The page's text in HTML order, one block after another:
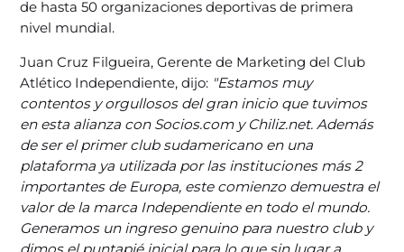
de hasta 50 organizaciones deportivas de primera
nivel mundial.
Juan Cruz Filgueira, Gerente de Marketing del Club
Atlético Independiente, dijo: "Estamos muy
contentos y orgullosos del gran inicio que tuvimos
en esta alianza con Socios.com y Chiliz.net. Además
de ser el primer club sudamericano en una
plataforma ya utilizada por las instituciones más 2
importantes de Europa, este comienzo demuestra el
valor de la marca Independiente en todo el mundo.
Generamos un ingreso genuino para nuestro club y
dimos el puntapié inicial para lo que sin lugar a